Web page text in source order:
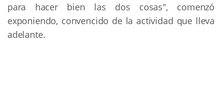
para hacer bien las dos cosas", comenzó
exponiendo, convencido de la actividad que lleva
adelante.